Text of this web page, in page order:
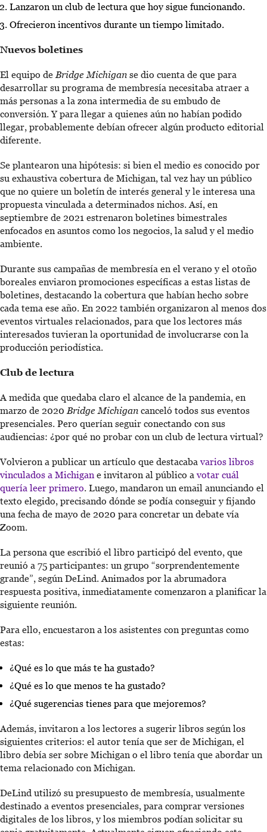
Lanzaron un club de lectura que hoy sigue funcionando.
Ofrecieron incentivos durante un tiempo limitado.
Nuevos boletines
El equipo de Bridge Michigan se dio cuenta de que para
desarrollar su programa de membresía necesitaba atraer a
más personas a la zona intermedia de su embudo de
conversión. Y para llegar a quienes aún no habían podido
llegar, probablemente debían ofrecer algún producto editorial
diferente.
Se plantearon una hipótesis: si bien el medio es conocido por
su exhaustiva cobertura de Michigan, tal vez hay un público
que no quiere un boletín de interés general y le interesa una
propuesta vinculada a determinados nichos. Así, en
septiembre de 2021 estrenaron boletines bimestrales
enfocados en asuntos como los negocios, la salud y el medio
ambiente.
Durante sus campañas de membresía en el verano y el otoño
boreales enviaron promociones específicas a estas listas de
boletines, destacando la cobertura que habían hecho sobre
cada tema ese año. En 2022 también organizaron al menos dos
eventos virtuales relacionados, para que los lectores más
interesados tuvieran la oportunidad de involucrarse con la
producción periodística.
Club de lectura
A medida que quedaba claro el alcance de la pandemia, en
marzo de 2020 Bridge Michigan canceló todos sus eventos
presenciales. Pero querían seguir conectando con sus
audiencias: ¿por qué no probar con un club de lectura virtual?
Volvieron a publicar un artículo que destacabavarios libros
vinculados a Michigan e invitaron al público avotar cuál
quería leer primero. Luego, mandaron un email anunciando el
texto elegido, precisando dónde se podía conseguir y fijando
una fecha de mayo de 2020 para concretar un debate vía
Zoom.
La persona que escribió el libro participó del evento, que
reunió a 75 participantes: un grupo “sorprendentemente
grande”, según DeLind. Animados por la abrumadora
respuesta positiva, inmediatamente comenzaron a planificar la
siguiente reunión.
Para ello, encuestaron a los asistentes con preguntas como
estas:
¿Qué es lo que más te ha gustado?
¿Qué es lo que menos te ha gustado?
¿Qué sugerencias tienes para que mejoremos?
Además, invitaron a los lectores a sugerir libros según los
siguientes criterios: el autor tenía que ser de Michigan, el
libro debía ser sobre Michigan o el libro tenía que abordar un
tema relacionado con Michigan.
DeLind utilizó su presupuesto de membresía, usualmente
destinado a eventos presenciales, para comprar versiones
digitales de los libros, y los miembros podían solicitar su